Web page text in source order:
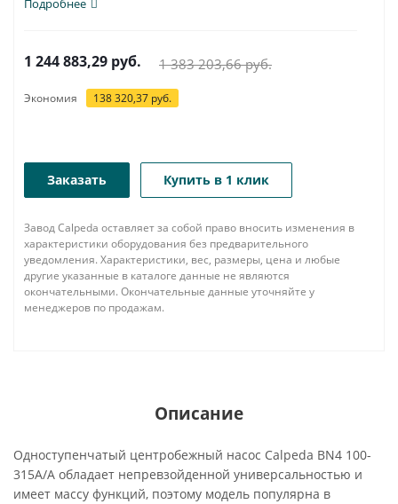
Подробнее
1 244 883,29 руб. 1 383 203,66руб.
Экономия 138 320,37 руб.
Заказать Купить в 1 клик
Завод Calpeda оставляет за собой право вносить изменения в
характеристики оборудования без предварительного
уведомления. Характеристики, вес, размеры, цена и любые
другие указанные в каталоге данные не являются
окончательными. Окончательные данные уточняйте у
менеджеров по продажам.
Описание
Одноступенчатый центробежный насос Calpeda BN4 100-
315A/A обладает непревзойденной универсальностью и
имеет массу функций, поэтому модель популярна в